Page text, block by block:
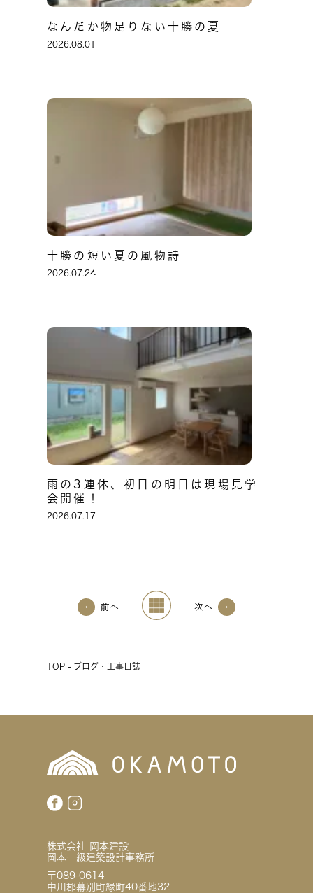
なんだか物足りない十勝の夏
2026.08.01
十勝の短い夏の風物詩
2026.07.24
雨の3連休、初日の明日は現場見学
会開催！
2026.07.17
前へ 次へ
TOP - ブログ・工事日誌
株式会社 岡本建設
岡本一級建築設計事務所
〒089-0614
中川郡幕別町緑町40番地32